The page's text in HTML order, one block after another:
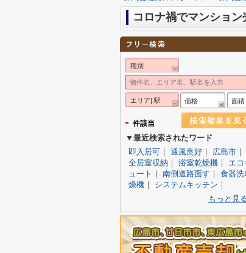
コロナ禍でマンショ
種別
エリア| 駅 価格 面積
- 件該当
▼最近検索されたワード
即入居可 ｜ 通風良好 ｜ 広島市 ｜
全居室収納 ｜ 浴室乾燥機 ｜ エコ
ュート ｜ 南側道路面す ｜ 食器洗
燥機 ｜ システムキッチン ｜
もっと見